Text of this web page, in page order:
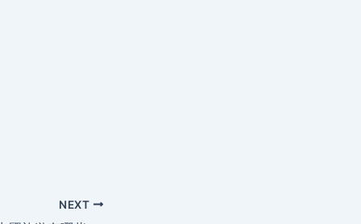
NEXT